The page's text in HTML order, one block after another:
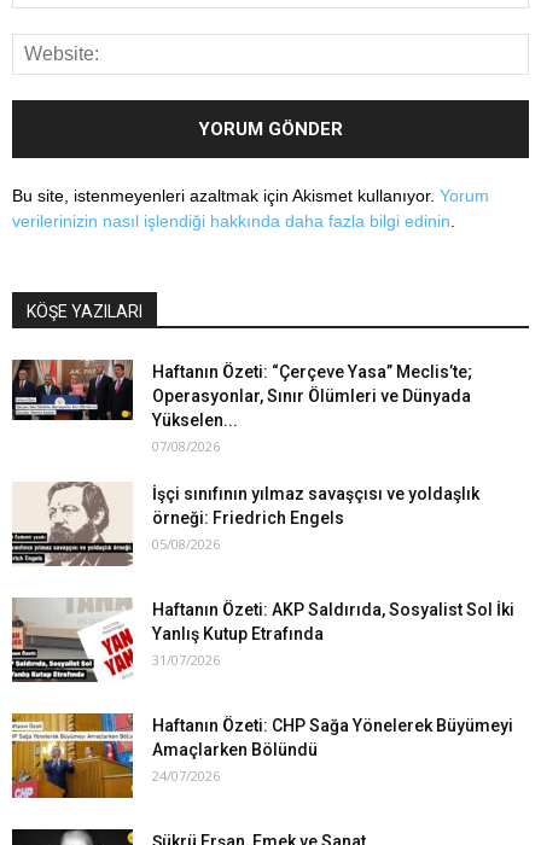
Bu site, istenmeyenleri azaltmak için Akismet kullanıyor. Yorum
verilerinizin nasıl işlendiği hakkında daha fazla bilgi edinin
KÖŞE YAZILARI
Haftanın Özeti: “Çerçeve Yasa” Meclis’te;
Operasyonlar, Sınır Ölümleri ve Dünyada
Yükselen...
07/08/2026
İşçi sınıfının yılmaz savaşçısı ve yoldaşlık
örneği: Friedrich Engels
05/08/2026
Haftanın Özeti: AKP Saldırıda, Sosyalist Sol İki
Yanlış Kutup Etrafında
31/07/2026
Haftanın Özeti: CHP Sağa Yönelerek Büyümeyi
Amaçlarken Bölündü
24/07/2026